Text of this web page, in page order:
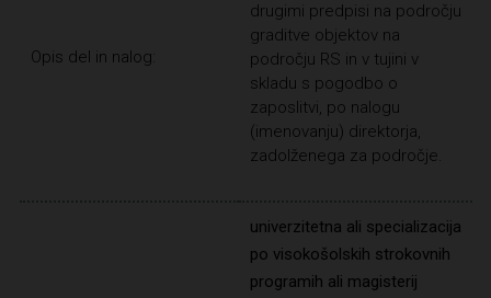
Opis del in nalog:
drugimi predpisi na področju
graditve objektov na
področju RS in v tujini v
skladu s pogodbo o
zaposlitvi, po nalogu
(imenovanju) direktorja,
zadolženega za področje.
univerzitetna ali specializacija
po visokošolskih strokovnih
programih ali magisterij